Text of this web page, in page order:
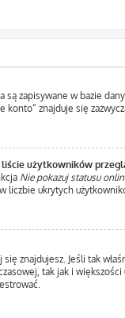
zapisywane w bazie
znajduje się
użytkowników
Nie pokazuj statusu
liczbie ukrytych
znajdujesz. Jeśli tak
tak jak i